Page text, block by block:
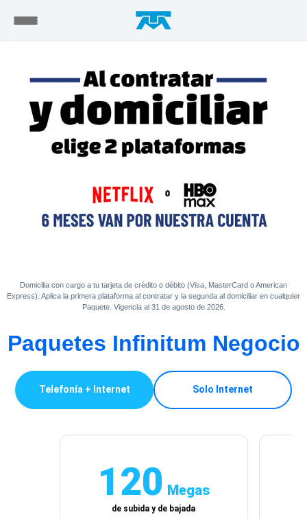
Domicilia con cargo a tu tarjeta de crédito o débito (Visa, MasterCard o American
Express). Aplica la primera plataforma al contratar y la segunda al domiciliar en cualquier
Paquete. Vigencia al 31 de agosto de 2026.
Paquetes Infinitum Negocio
Telefonía + Internet Solo Internet
120 Megas
de subida y de bajada